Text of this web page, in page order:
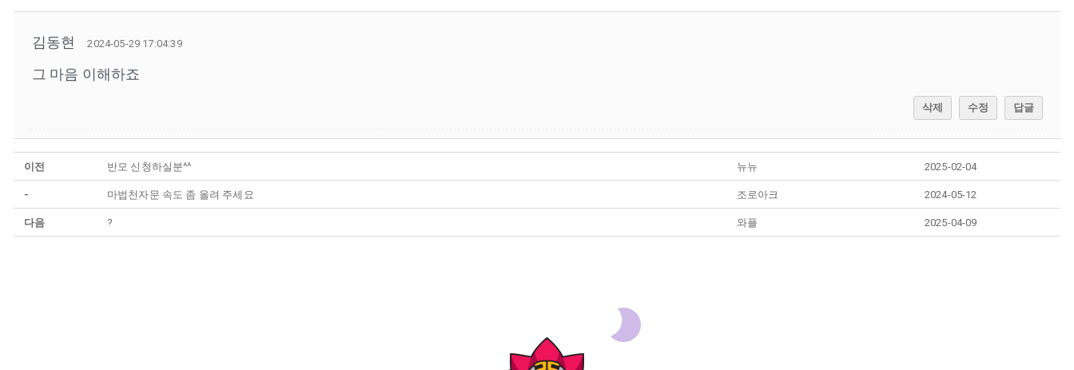
김동현 2024-05-29 17:04:39
그 마음 이해하죠
삭제 수정 답글
이전 반모 신청하실분^^ 뉴뉴 2025-02-04
- 마법천자문 속도 좀 올려 주세요 조로아크 2024-05-12
다음 ? 와플 2025-04-09